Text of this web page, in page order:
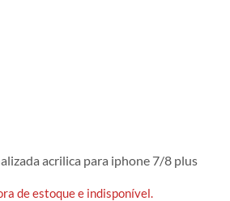
acrilica para iphone 7/8 plus
de estoque e indisponível.